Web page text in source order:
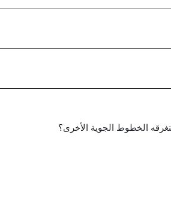
الخطوط الجوية الأخرى؟